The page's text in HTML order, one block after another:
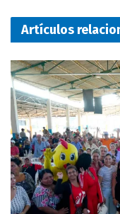
Artículos